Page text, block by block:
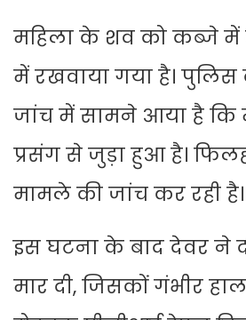
महिला के शव को कब्जे में
में रखवाया गया है।
जांच में सामने आया है कि
प्रसंग से जुड़ा हुआ है।
मामले की जांच कर रही है।
इस घटना के बाद देवर ने
मार दी, जिसकों गंभीर